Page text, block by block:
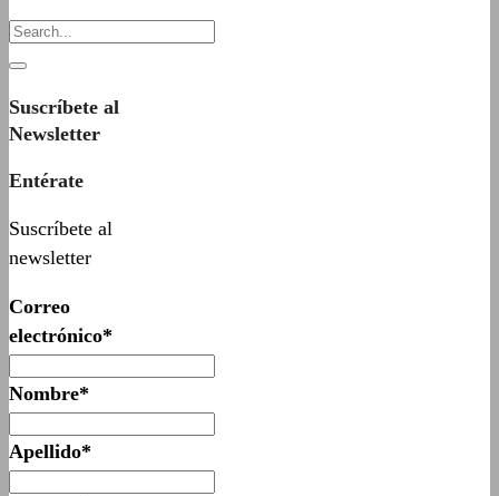
Suscríbete al
Newsletter
Entérate
Suscríbete al
newsletter
Correo
electrónico*
Nombre*
Apellido*